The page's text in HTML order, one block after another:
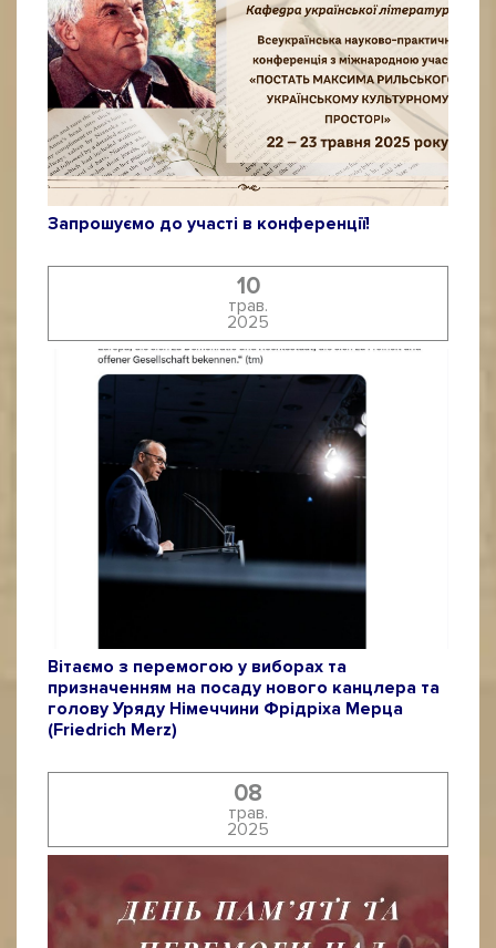
Запрошуємо до участі в конференції!
10
трав.
2025
Вітаємо з перемогою у виборах та
призначенням на посаду нового канцлера та
голову Уряду Німеччини Фрідріха Мерца
(Friedrich Merz)
08
трав.
2025